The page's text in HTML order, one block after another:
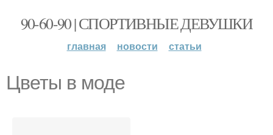
90-60-90 | СПОРТИВНЫЕ ДЕВУШКИ
главная новости статьи
Цветы в моде